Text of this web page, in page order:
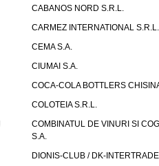
CABANOS NORD S.R.L.
CARMEZ INTERNATIONAL S.R.L.
CEMA S.A.
CIUMAI S.A.
COCA-COLA BOTTLERS
COLOTEIA S.R.L.
COMBINATUL DE VINURI SI
S.A.
DIONIS-CLUB / DK-